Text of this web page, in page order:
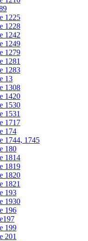
1225
1228
1242
1249
1279
1281
1283
13
1308
1420
1530
1531
1717
174
1744, 1745
180
1814
1819
1820
1821
193
1930
196
199
201